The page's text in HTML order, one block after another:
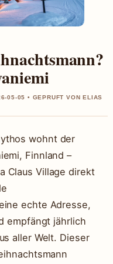
05-05 • GEPRUFT VON ELIAS
wohnt der
Finnland –
Claus Village direkt
echte Adresse,
empfängt jährlich
aller Welt. Dieser